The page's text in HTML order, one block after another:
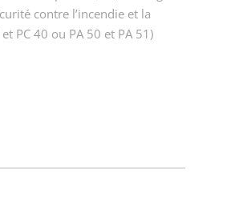
contre l’incendie et la
PC 40 ou PA 50 et PA 51)